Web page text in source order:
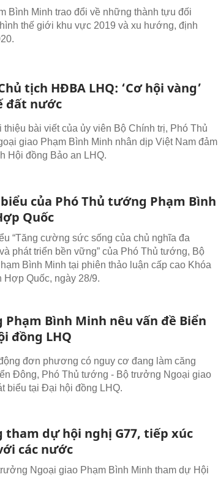
Bình Minh trao đổi về những thành tựu đối
thế giới khu vực 2019 và xu hướng, định
tịch HĐBA LHQ: ‘Cơ hội vàng’
đất nước
thiệu bài viết của ủy viên Bộ Chính trị, Phó Thủ
giao Phạm Bình Minh nhân dịp Việt Nam đảm
Hội đồng Bảo an LHQ.
của Phó Thủ tướng Phạm Bình
Quốc
“Tăng cường sức sống của chủ nghĩa đa
phát triển bền vững” của Phó Thủ tướng, Bộ
Bình Minh tại phiên thảo luận cấp cao Khóa
Quốc, ngày 28/9.
Bình Minh nêu vấn đề Biển
đồng LHQ
đơn phương có nguy cơ đang làm căng
Đông, Phó Thủ tướng - Bộ trưởng Ngoại giao
biểu tại Đại hội đồng LHQ.
tham dự hội nghị G77, tiếp xúc
các nước
Ngoại giao Phạm Bình Minh tham dự Hội